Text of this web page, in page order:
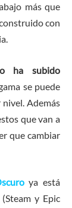
más que
con
ha subido
se puede
Además
que van a
que cambiar
ya está
y Epic